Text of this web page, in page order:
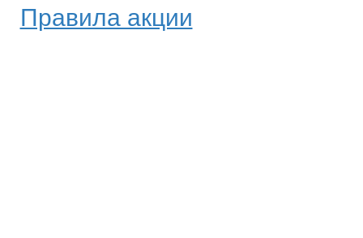
Правила акции